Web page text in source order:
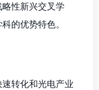
性新兴交叉学
的优势特色。
转化和光电产业